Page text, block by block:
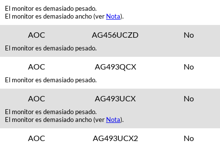
El monitor es demasiado pesado.
El monitor es demasiado ancho (ver Nota).
AOC AG456UCZD No
El monitor es demasiado pesado.
AOC AG493QCX No
El monitor es demasiado pesado.
AOC AG493UCX No
El monitor es demasiado pesado.
El monitor es demasiado ancho (ver Nota).
AOC AG493UCX2 No